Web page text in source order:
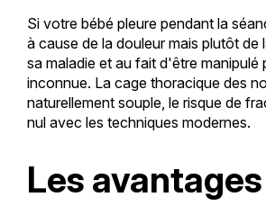
Si votre bébé pleure pendant la
à cause de la douleur mais plutôt de
sa maladie et au fait d'être manipulé
inconnue. La cage thoracique des
naturellement souple, le risque de
nul avec les techniques modernes.
Les avantages